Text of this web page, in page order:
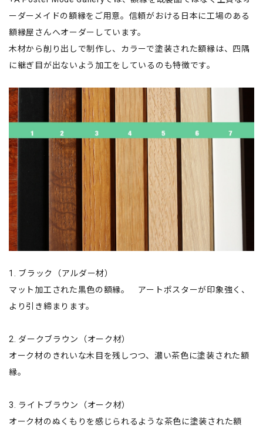
ーダーメイドの額縁をご用意。信頼がおける日本に工場のある
額縁屋さんへオーダーしています。
木材から削り出しで制作し、カラーで塗装された額縁は、四隅
に継ぎ目が出ないよう加工をしているのも特徴です。
1. ブラック（アルダー材）
マット加工された黒色の額縁。 アートポスターが印象強く、
より引き締まります。
2. ダークブラウン（オーク材）
オーク材のきれいな木目を残しつつ、濃い茶色に塗装された額
縁。
3. ライトブラウン（オーク材）
オーク材のぬくもりを感じられるような茶色に塗装された額